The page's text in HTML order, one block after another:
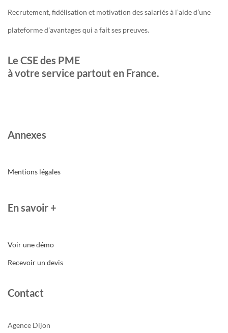
Recrutement, fidélisation et motivation des salariés à l’aide d’une
plateforme d’avantages qui a fait ses preuves.
Le CSE des PME
à votre service partout en France.
Annexes
Mentions légales
En savoir +
Voir une démo
Recevoir un devis
Contact
Agence Dijon